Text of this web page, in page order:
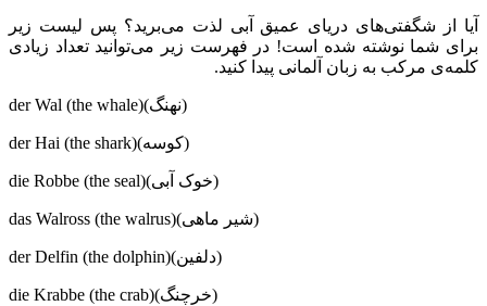
آیا از شگفتی‌های دریای عمیق آبی لذت می‌برید؟ پس لیست زیر
برای شما نوشته شده است! در فهرست زیر می‌توانید تعداد زیادی
کلمه‌ی مرکب به زبان آلمانی پیدا کنید.
der Wal (the whale)(نهنگ)
der Hai (the shark)(کوسه)
die Robbe (the seal)(خوک آبی)
das Walross (the walrus)(شیر ماهی)
der Delfin (the dolphin)(دلفین)
die Krabbe (the crab)(خرچنگ)